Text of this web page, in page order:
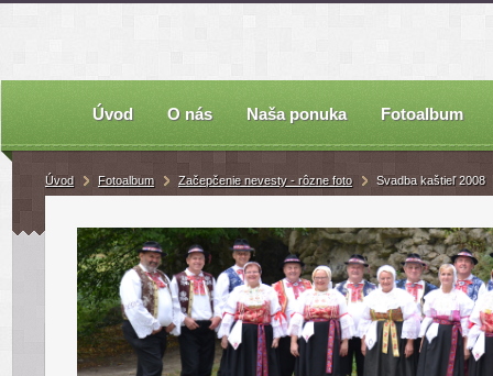
Úvod O nás Naša ponuka Fotoalbum
Úvod Fotoalbum Začepčenie nevesty - rôzne foto Svadba kaštieľ 2008